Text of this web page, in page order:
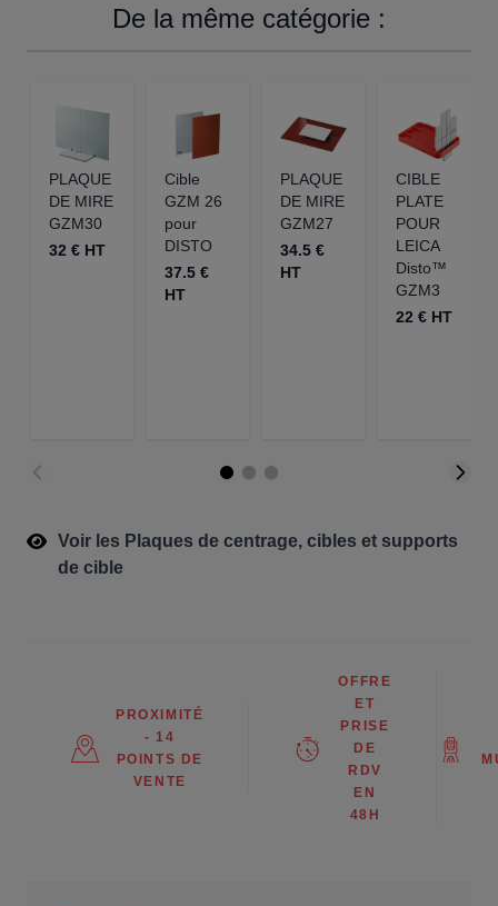
De la même catégorie :
PLAQUE
DE MIRE
GZM30
32 € HT
Cible
GZM 26
pour
DISTO
37.5 €
HT
PLAQUE
DE MIRE
GZM27
34.5 €
HT
CIBLE
PLATE
POUR
LEICA
Disto™
GZM3
22 € HT
Voir les Plaques de centrage, cibles et supports
de cible
PROXIMITÉ
- 14
POINTS DE
VENTE
OFFRE
ET
PRISE
DE
RDV
EN
48H